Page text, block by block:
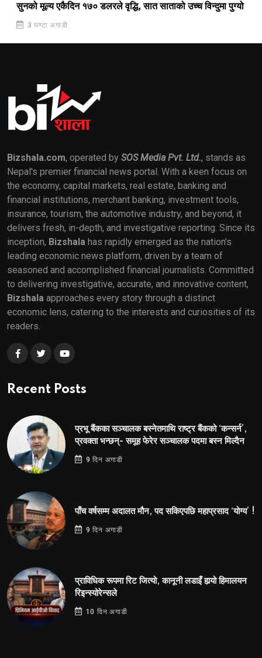
सुनको मूल्य एकैदिन १७० डलरले वृद्धि, सात साताको उच्च विन्दुमा पुग्यो
3 घण्टा अगाडी
Bizshala.com, operated by SOS Media Pvt. Ltd., stands as
Nepal's premier financial news portal. With a keen focus on
the economy, capital markets, real estate, banking and
financial institutions, merchant banking, investment tools,
insurance, tourism, the automotive industry, and beyond, it
delivers fresh, in-depth, and investigative reporting. Since its
inception, Bizshala has rapidly emerged as the nation's
leading economic news platform, driven by a team of
seasoned and accomplished financial journalists. Committed
to delivering investigative, accurate, and innovative content,
Bizshala approaches every story through a distinct
economic lens, catering to the interests and curiosities of its
readers.
Recent Posts
प्रभू बैंकका सञ्चालक बस्नेतमाथि राष्ट्र बैंकको ‘कन्सर्न’,
प्रवक्ता भन्छन्- समूह फेरेर सञ्चालक पदमा बस्न मिल्दैन
9 दिन अगाडी
पाँच वर्षसम्म अदालत मौन, पद सकिएपछि महाप्रसाद ‘योग्य’ !
9 दिन अगाडी
प्राविधिक रूपमा रिट जित्यो, कानूनी लडाइँ हार्‍यो हिमालयन
रिइन्स्योरेन्सले
10 दिन अगाडी